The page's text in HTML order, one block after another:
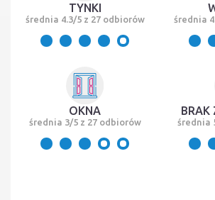
TYNKI
średnia 4.3/5 z 27 odbiorów średnia
OKNA
średnia 3/5 z 27 odbiorów
BRAK
średnia